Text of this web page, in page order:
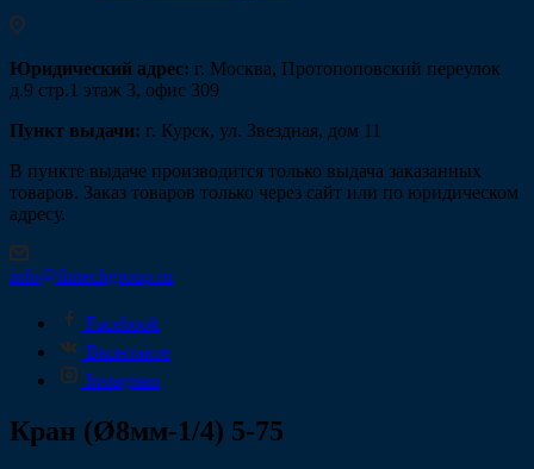
Юридический адрес: г. Москва, Протопоповский переулок
д.9 стр.1 этаж 3, офис 309
Пункт выдачи: г. Курск, ул. Звездная, дом 11
В пункте выдаче производится только выдача заказанных
товаров. Заказ товаров только через сайт или по юридическом
адресу.
info@fintechgroup.ru
Facebook
Вконтакте
Instagram
Кран (Ø8мм-1/4) 5-75